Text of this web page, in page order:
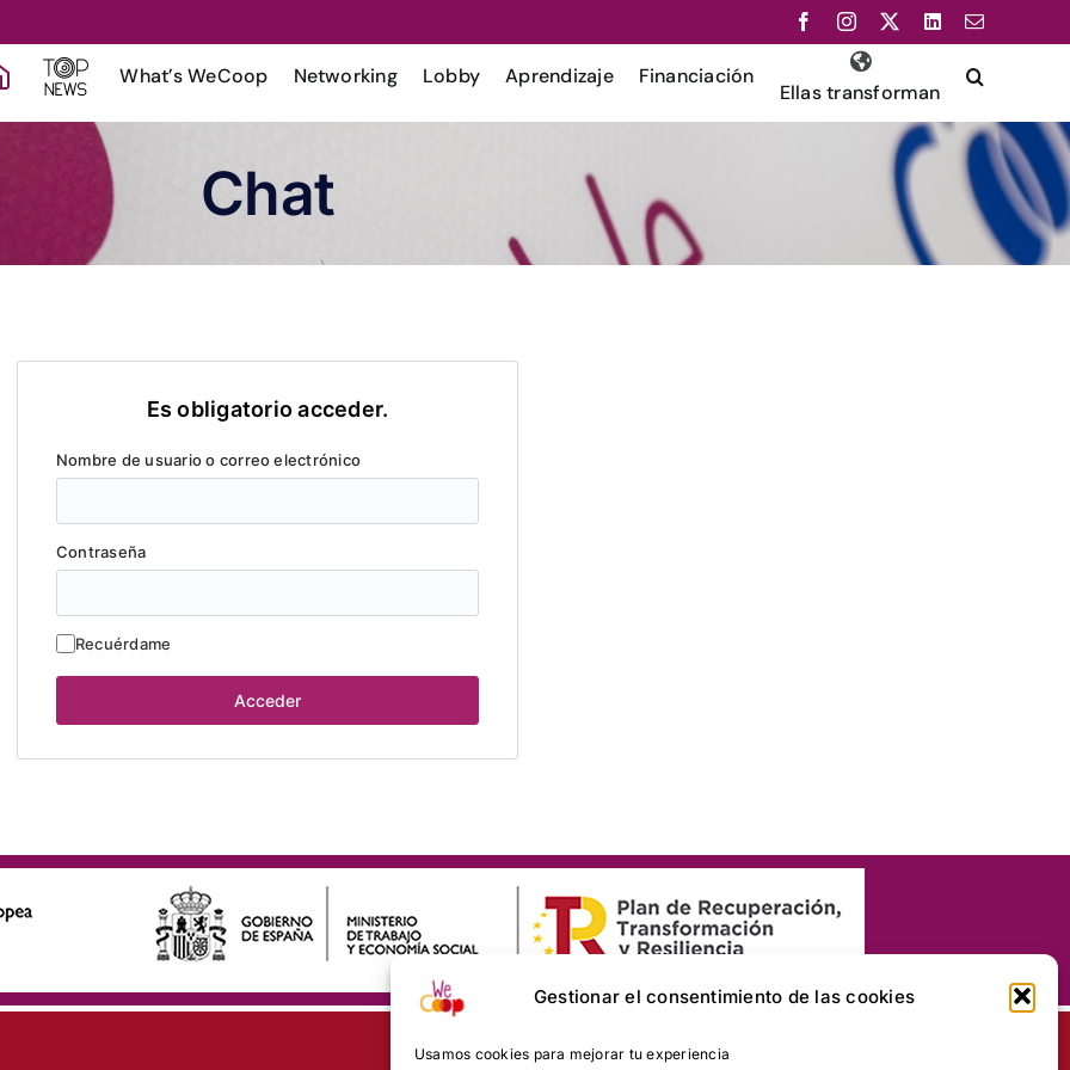
Gestionar el consentimiento de las cookies
Usamos cookies para mejorar tu experiencia
FacebookInstagram LinkedInCorreo
What’s WeCoop Networking Lobby Aprendizaje Financiación
Ellas transforman
Chat
Es obligatorio acceder.
Nombre de usuario o correo electrónico
Contraseña
Recuérdame